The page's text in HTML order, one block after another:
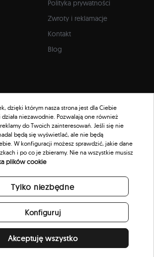
Polityka prywatności
Zwroty i reklamacje
Kontakt
Blog
newslettera, aby otrzymywać informacje o
w naszym sklepie.
Eyewear. All rights reserved
dzięki którym nasza strona jest dla Ciebie
niezawodnie. Pozwalają one również
do Twoich zainteresowań. Jeśli się nie
będą się wyświetlać, ale nie będą
W konfiguracji możesz sprawdzić, jakie dane
i po co je zbieramy. Nie na wszystkie musisz
plików cookie
Tylko niezbędne
Konfiguruj
Akceptuję wszystko